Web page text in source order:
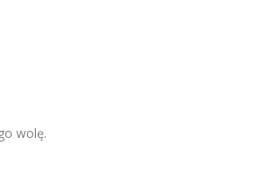
wolę.